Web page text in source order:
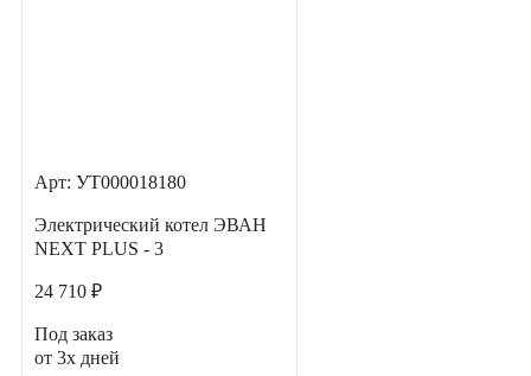
Арт: УТ000018180
Электрический котел ЭВАН
NEXT PLUS - 3
24 710 ₽
Под заказ
от 3х дней